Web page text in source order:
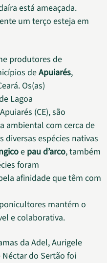
está ameaçada.
um terço esteja em
produtores de
deApuiarés,
Os(as)
Lagoa
(CE), são
ambiental com cerca de
diversas espécies nativas
e pau d’arco, também
foram
afinidade que têm com
mantém o
e colaborativa.
da Adel, Aurigele
Néctar do Sertão foi